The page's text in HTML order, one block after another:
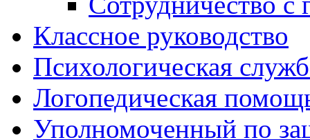
Классное руководство
Психологическая
Логопедическая
Уполномоченный по